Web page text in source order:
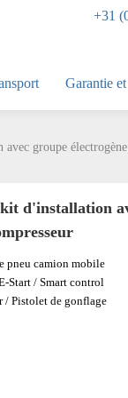
Garantie
+31
groupe électrogène
d'installation
pneu camion mobile
Start / Smart control
/ Pistolet de gonflage